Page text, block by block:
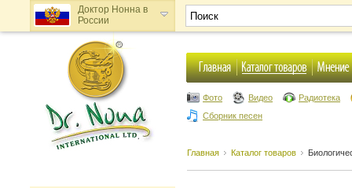
Доктор Нонна в
России
Доктор Нонна в
Украине
Фото Видео
Радиотека
Сборник песен
Главная Каталог товаров